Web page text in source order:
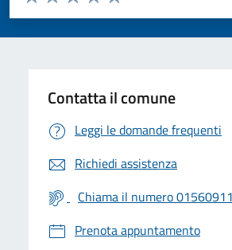
Valuta 5 stelle su 5
Valuta 4 stelle su 5
Valuta 3 stelle su 5
Valuta 2 stelle su 5
Valuta 1 stelle su 5
Contatta il comune
Leggi le domande frequenti
Richiedi assistenza
Chiama il numero
Prenota appuntamento